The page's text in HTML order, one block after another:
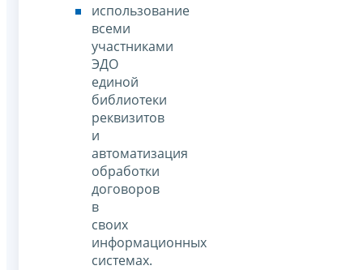
использование
всеми
участниками
ЭДО
единой
библиотеки
реквизитов
и
автоматизация
обработки
договоров
в
своих
информационных
системах.